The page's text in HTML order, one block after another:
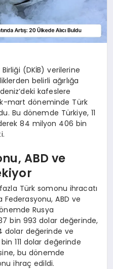
(DKİB) verilerine
belirli ağırlığa
kafeslere
mart döneminde Türk
Bu dönemde Türkiye, 11
84 milyon 406 bin
ABD ve
Türk somonu ihracatı
Federasyonu, ABD ve
Rusya
bin 993 dolar değerinde,
dolar değerinde ve
111 dolar değerinde
bu dönemde
ihraç edildi.